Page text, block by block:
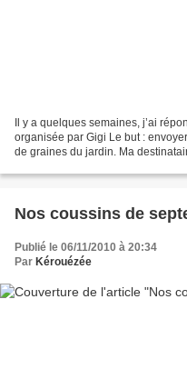
Il y a quelques semaines, j’ai
organisée par Gigi Le but :
de graines du jardin. Ma
Nos coussins de
Publié le 06/11/2010 à 20:34
Par Kérouézée